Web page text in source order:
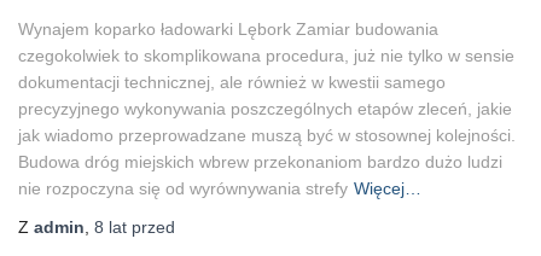
Wynajem koparko ładowarki Lębork Zamiar budowania
czegokolwiek to skomplikowana procedura, już nie tylko w sensie
dokumentacji technicznej, ale również w kwestii samego
precyzyjnego wykonywania poszczególnych etapów zleceń, jakie
jak wiadomo przeprowadzane muszą być w stosownej kolejności.
Budowa dróg miejskich wbrew przekonaniom bardzo dużo ludzi
nie rozpoczyna się od wyrównywania strefy Więcej…
Z admin 8 lat przed